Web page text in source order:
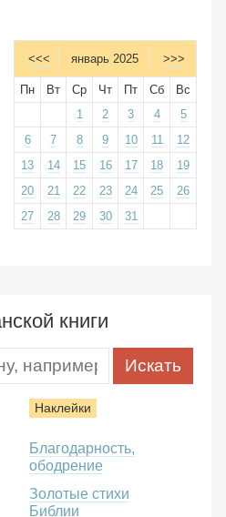
<<< январь 2025 >>>
Пн Вт Ср Чт Пт Сб
Вс
1
2 3 4
5
6
7 8 9 10 11
12
13
14 15 16 17 18
19
20
21 22 23 24 25
26
27
28 29 30 31
книги
Наклейки
Благодарность,
ободрение
Золотые стихи
Библии